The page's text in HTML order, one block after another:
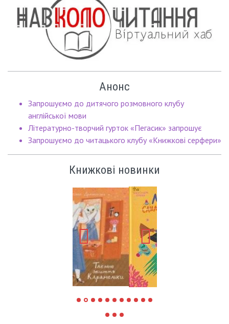
Анонс
Запрошуємо до дитячого розмовного клубу
англійської мови
Літературно-творчий гурток «Пегасик» запрошує
Запрошуємо до читацького клубу «Книжкові серфери»
Книжкові новинки